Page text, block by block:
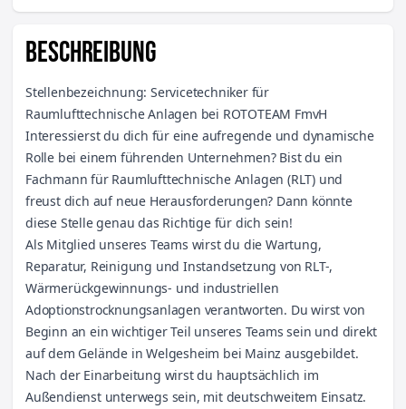
BESCHREIBUNG
Stellenbezeichnung: Servicetechniker für
Raumlufttechnische Anlagen bei ROTOTEAM FmvH
Interessierst du dich für eine aufregende und dynamische
Rolle bei einem führenden Unternehmen? Bist du ein
Fachmann für Raumlufttechnische Anlagen (RLT) und
freust dich auf neue Herausforderungen? Dann könnte
diese Stelle genau das Richtige für dich sein!
Als Mitglied unseres Teams wirst du die Wartung,
Reparatur, Reinigung und Instandsetzung von RLT-,
Wärmerückgewinnungs- und industriellen
Adoptionstrocknungsanlagen verantworten. Du wirst von
Beginn an ein wichtiger Teil unseres Teams sein und direkt
auf dem Gelände in Welgesheim bei Mainz ausgebildet.
Nach der Einarbeitung wirst du hauptsächlich im
Außendienst unterwegs sein, mit deutschweitem Einsatz.